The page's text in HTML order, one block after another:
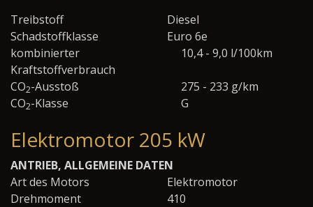
Treibstoff
Diesel
Schadstoffklasse
Euro 6e
kombinierter
Kraftstoffverbrauch
10,4 - 9,0 l/100km
CO2-Ausstoß
275 - 233 g/km
CO2-Klasse G
Elektromotor 205 kW
ANTRIEB, ALLGEMEINE DATEN
Art des Motors
Elektromotor
Drehmoment
410